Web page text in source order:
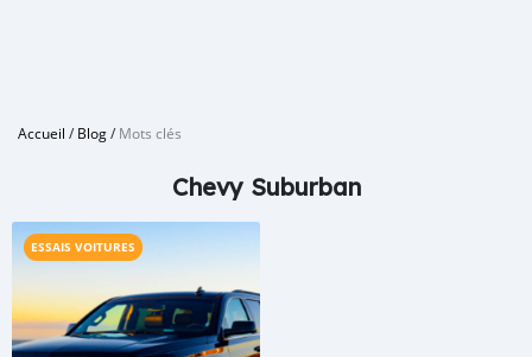
Accueil /Blog/Mots clés
Chevy Suburban
ESSAIS VOITURES